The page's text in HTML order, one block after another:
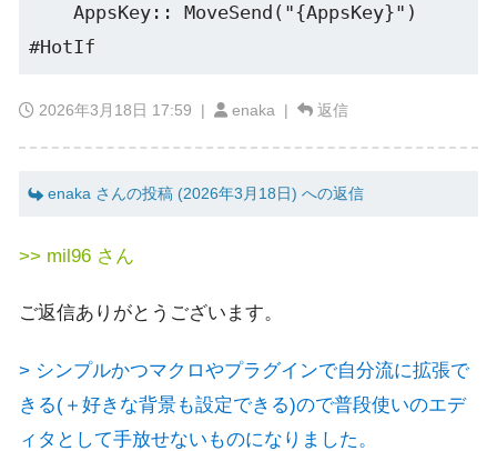
    AppsKey:: MoveSend("{AppsKey}")
2026年3月18日 17:59 | enaka | 返信
enaka さんの投稿 (2026年3月18日) への返信
>> mil96 さん
ご返信ありがとうございます。
> シンプルかつマクロやプラグインで自分流に拡張で
きる(＋好きな背景も設定できる)ので普段使いのエデ
ィタとして手放せないものになりました。